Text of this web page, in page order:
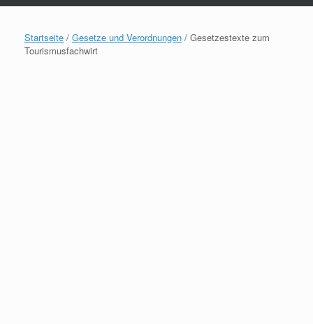
Startseite / Gesetze und Verordnungen / Gesetzestexte zum
Tourismusfachwirt